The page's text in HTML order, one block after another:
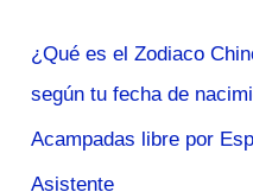
¿Qué es el Zodiaco
según tu fecha de
Acampadas libre por
Asistente